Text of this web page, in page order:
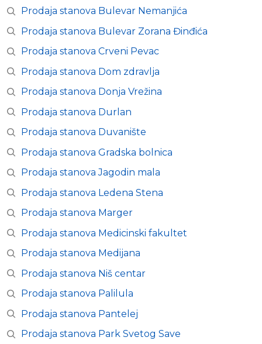
Prodaja stanova Bulevar Nemanjića
Prodaja stanova Bulevar Zorana Đinđića
Prodaja stanova Crveni Pevac
Prodaja stanova Dom zdravlja
Prodaja stanova Donja Vrežina
Prodaja stanova Durlan
Prodaja stanova Duvanište
Prodaja stanova Gradska bolnica
Prodaja stanova Jagodin mala
Prodaja stanova Ledena Stena
Prodaja stanova Marger
Prodaja stanova Medicinski fakultet
Prodaja stanova Medijana
Prodaja stanova Niš centar
Prodaja stanova Palilula
Prodaja stanova Pantelej
Prodaja stanova Park Svetog Save